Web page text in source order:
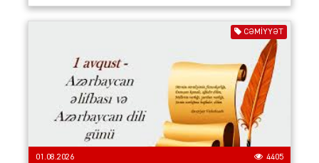
CƏMIYYƏT
01.08.2026 4405